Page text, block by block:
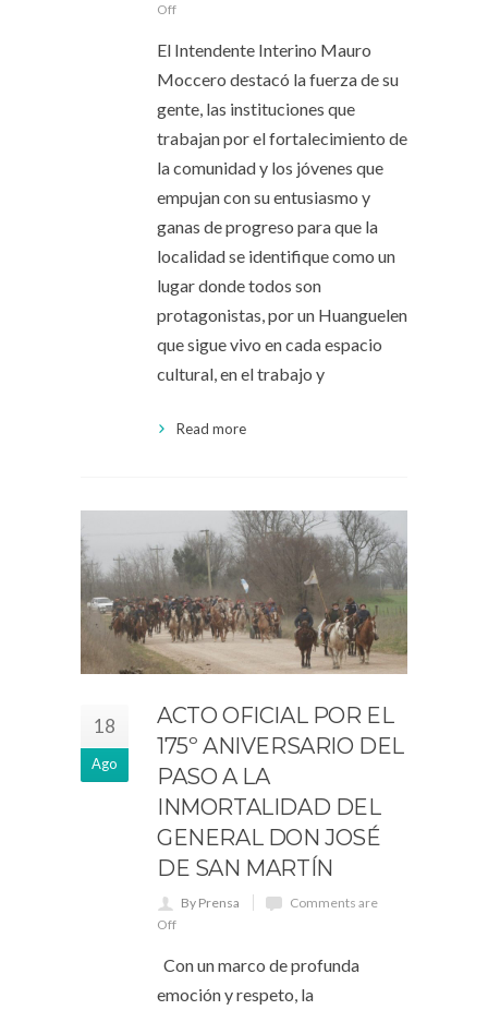
Off
El Intendente Interino Mauro
Moccero destacó la fuerza de su
gente, las instituciones que
trabajan por el fortalecimiento de
la comunidad y los jóvenes que
empujan con su entusiasmo y
ganas de progreso para que la
localidad se identifique como un
lugar donde todos son
protagonistas, por un Huanguelen
que sigue vivo en cada espacio
cultural, en el trabajo y
Read more
18
Ago
ACTO OFICIAL POR EL
175º ANIVERSARIO DEL
PASO A LA
INMORTALIDAD DEL
GENERAL DON JOSÉ
DE SAN MARTÍN
By Prensa
Comments are
Off
Con un marco de profunda
emoción y respeto, la